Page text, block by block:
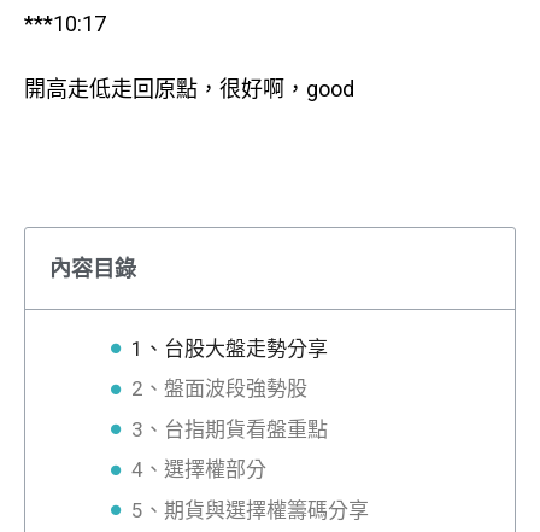
***10:17
開高走低走回原點，很好啊，good
內容目錄
1、台股大盤走勢分享
2、盤面波段強勢股
3、台指期貨看盤重點
4、選擇權部分
5、期貨與選擇權籌碼分享